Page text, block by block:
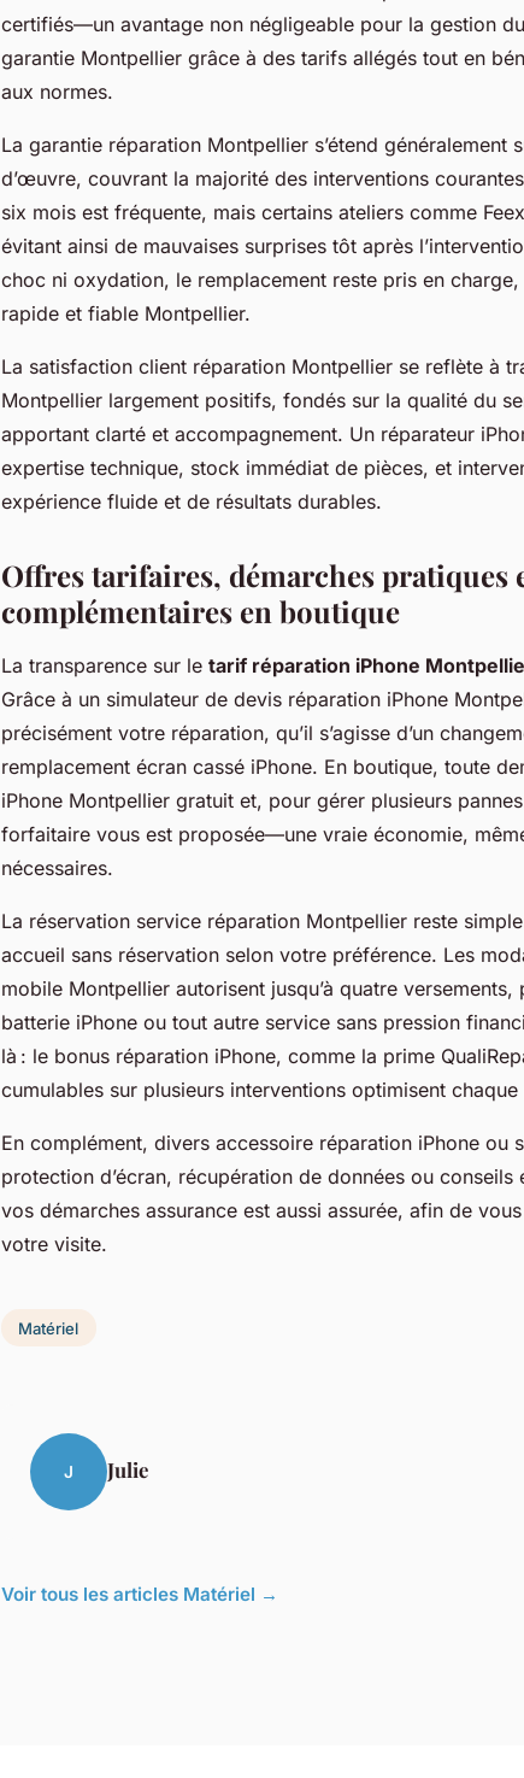
certifiés—un avantage non négligeable pour la gestion
garantie Montpellier grâce à des tarifs allégés tout en
aux normes.
La garantie réparation Montpellier s’étend généralement
d’œuvre, couvrant la majorité des interventions
six mois est fréquente, mais certains ateliers comme
évitant ainsi de mauvaises surprises tôt après
choc ni oxydation, le remplacement reste pris en
rapide et fiable Montpellier.
La satisfaction client réparation Montpellier se reflète à
Montpellier largement positifs, fondés sur la qualité du
apportant clarté et accompagnement. Un réparateur
expertise technique, stock immédiat de pièces, et
expérience fluide et de résultats durables.
Offres tarifaires, démarches pratiques
complémentaires en boutique
La transparence sur le tarif réparation iPhone
Grâce à un simulateur de devis réparation iPhone
précisément votre réparation, qu’il s’agisse d’un
remplacement écran cassé iPhone. En boutique, toute
iPhone Montpellier gratuit et, pour gérer plusieurs
forfaitaire vous est proposée—une vraie économie,
nécessaires.
La réservation service réparation Montpellier reste
accueil sans réservation selon votre préférence. Les
mobile Montpellier autorisent jusqu’à quatre
batterie iPhone ou tout autre service sans pression
là : le bonus réparation iPhone, comme la prime
cumulables sur plusieurs interventions optimisent chaque
En complément, divers accessoire réparation iPhone ou
protection d’écran, récupération de données ou conseils
vos démarches assurance est aussi assurée, afin de
votre visite.
Matériel
J Julie
Voir tous les articles Matériel →